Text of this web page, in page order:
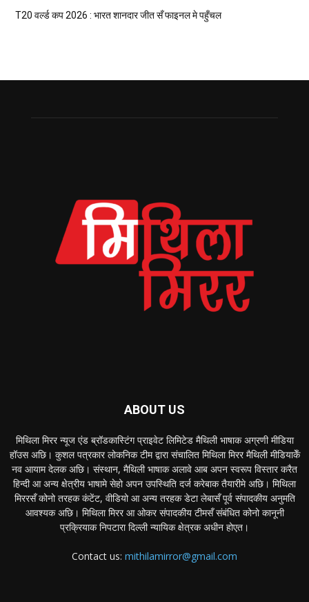
T20 वर्ल्ड कप 2026 : भारत शानदार जीत सँ फाइनल मे पहुँचल
ABOUT US
मिथिला मिरर न्यूज एंड ब्रॉडकास्टिंग प्राइवेट लिमिटेड मैथिली भाषाक अग्रणी मीडिया
हॉउस अछि। कुशल पत्रकार लोकनिक टीम द्वारा संचालित मिथिला मिरर मैथिली मीडियाकेँ
नव आयाम देलक अछि। संस्थान, मैथिली भाषाक अलावे आब अपन स्वरूप विस्तार करैत
हिन्दी आ अन्य क्षेत्रीय भाषामे सेहो अपन उपस्थिति दर्ज करेबाक तैयारीमे अछि। मिथिला
मिररसँ कोनो तरहक कंटेंट, वीडियो आ अन्य तरहक डेटा लेबासँ पूर्व संपादकीय अनुमति
आवश्यक अछि। मिथिला मिरर आ ओकर संपादकीय टीमसँ संबंधित कोनो कानूनी
प्रक्रियाक निपटारा दिल्ली न्यायिक क्षेत्रक अधीन होएत।
Contact us: mithilamirror@gmail.com